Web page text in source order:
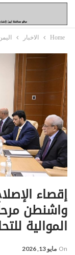
Home الاخبار
إقصاء
واشنطن
الموالية
On مايو 13, 2026